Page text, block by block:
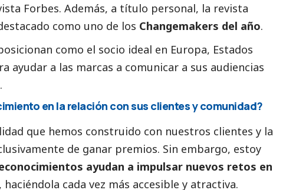
Forbes. Además, a título personal, la revista
como uno de los Changemakers del año.
como el socio ideal en Europa, Estados
ayudar a las marcas a comunicar a sus audiencias
en la relación con sus clientes y comunidad?
que hemos construido con nuestros clientes y la
de ganar premios. Sin embargo, estoy
ayudan a impulsar nuevos retos en
, haciéndola cada vez más accesible y atractiva.